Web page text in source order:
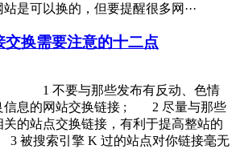
是可以换的，但要提醒很多网···
交换需要注意的十二点
些发布有反动、色情
息的网站交换链接 ; 2 尽量与那些
的站点交换链接，有利于提高整站的
被搜索引擎 K 过的站点对你链接毫无